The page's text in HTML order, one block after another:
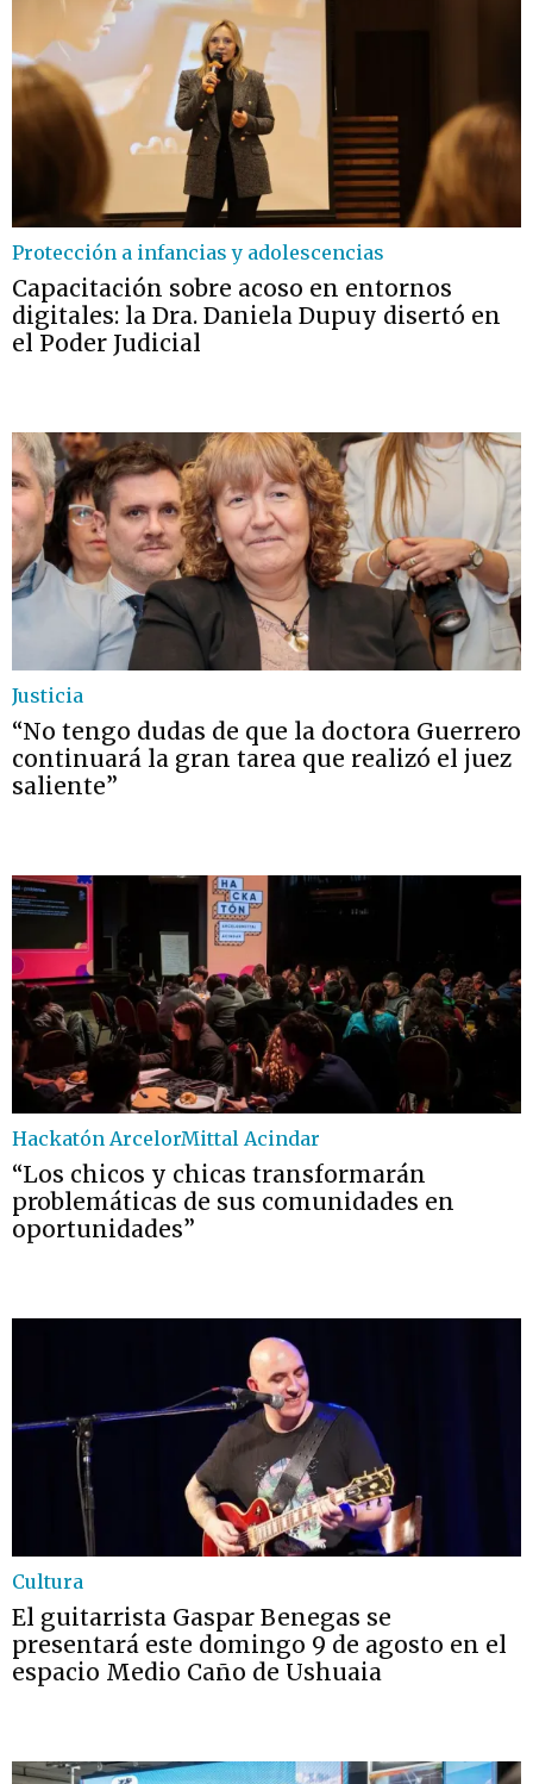
Protección a infancias y adolescencias
Capacitación sobre acoso en entornos
digitales: la Dra. Daniela Dupuy disertó en
el Poder Judicial
Justicia
“No tengo dudas de que la doctora Guerrero
continuará la gran tarea que realizó el juez
saliente”
Hackatón ArcelorMittal Acindar
“Los chicos y chicas transformarán
problemáticas de sus comunidades en
oportunidades”
Cultura
El guitarrista Gaspar Benegas se
presentará este domingo 9 de agosto en el
espacio Medio Caño de Ushuaia